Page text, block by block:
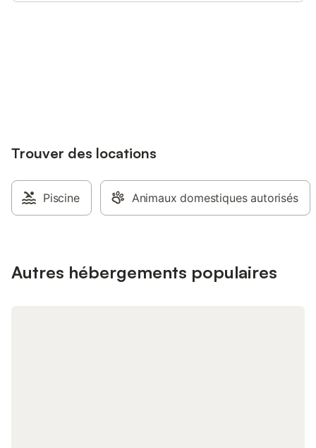
Trouver des locations
Piscine Animaux domestiques autorisés
Autres hébergements populaires